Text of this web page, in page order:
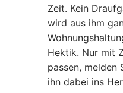
Zeit. Kein
wird aus ihm
Hektik. Nur mit
passen, melden
ihn dabei ins